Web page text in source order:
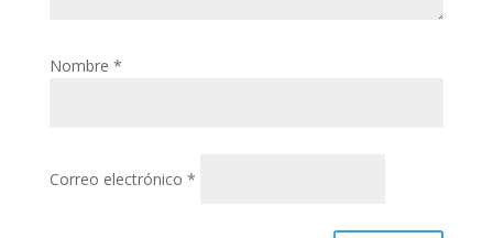
Nombre *
Correo electrónico *